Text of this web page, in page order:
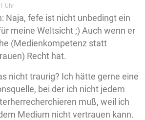
Uhr
Naja, fefe ist nicht unbedingt ein
meine Weltsicht ;) Auch wenn er
(Medienkompetenz statt
Recht hat.
nicht traurig? Ich hätte gerne eine
bei der ich nicht jedem
muß, weil ich
Medium nicht vertrauen kann.